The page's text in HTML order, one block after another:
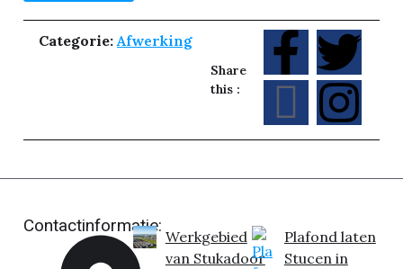
Categorie: Afwerking
Share
this :
Contactinformatie:
Werkgebied
van Stukadoor
Plafond laten
Stucen in